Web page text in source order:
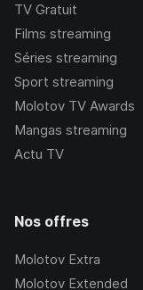
TV Gratuit
Films streaming
Séries streaming
Sport streaming
Molotov TV Awards
Mangas streaming
Actu TV
Nos offres
Molotov Extra
Molotov Extended